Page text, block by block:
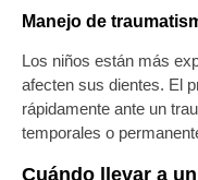
Manejo de
Los niños están más
afecten sus dientes. El
rápidamente ante un
temporales o
Cuándo llevar a